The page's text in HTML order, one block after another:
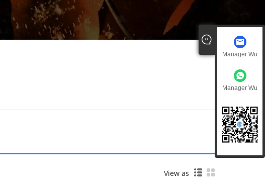
View as
Manager Wu
Manager Wu